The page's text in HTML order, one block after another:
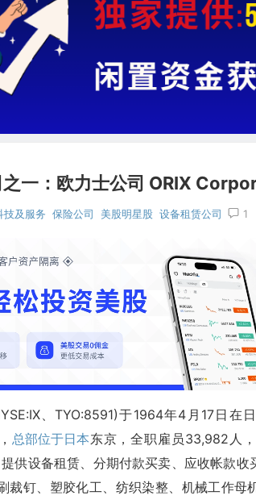
之一：欧力士公司 ORIX
技及服务 保险公司 美股明星股 设备租赁公司 1
、TYO:8591)于1964年4月17日在
总部位于日本东京，全职雇员33,982人
供设备租赁、分期付款买卖、应收帐款收
钉、塑胶化工、纺织染整、机械工作母